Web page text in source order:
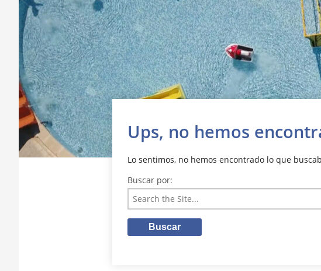
Ups, no hemos
Lo sentimos, no hemos encontrado lo que
Buscar por: